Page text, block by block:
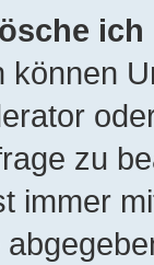
können
zu
immer